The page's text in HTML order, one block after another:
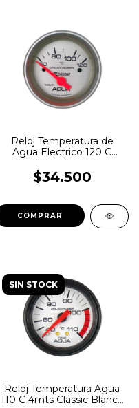
Reloj Temperatura de
Agua Electrico 120 C
$34.500
SIN STOCK
Reloj Temperatura Agua
110 C 4mts Classic Blanco